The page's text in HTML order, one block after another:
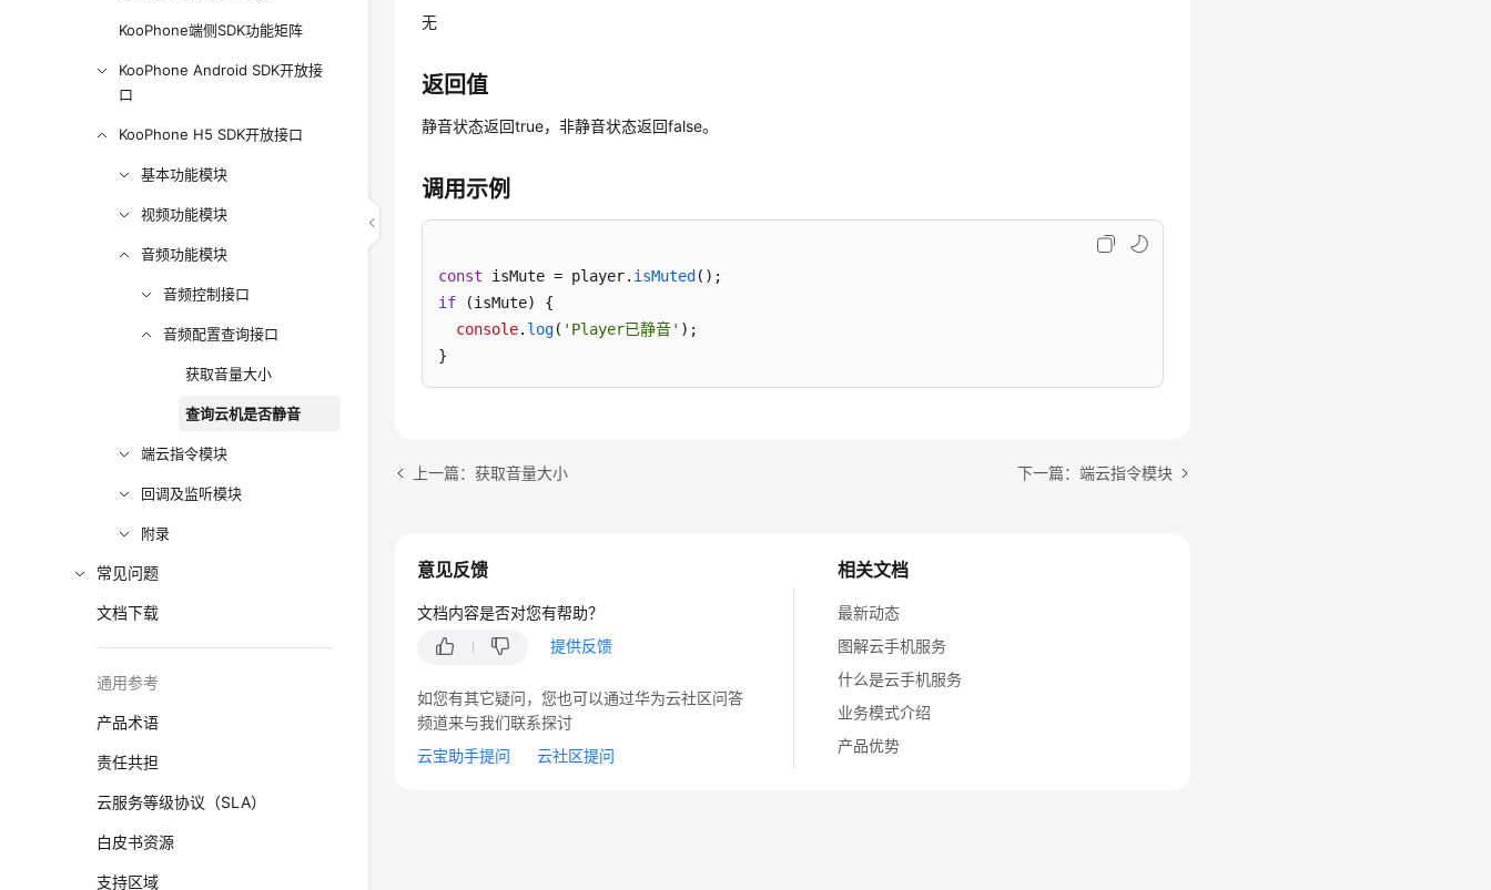
KooPhone端侧SDK功能矩阵
KooPhone Android SDK开放接
口
KooPhone H5 SDK开放接口
基本功能模块
视频功能模块
音频功能模块
音频控制接口
音频配置查询接口
获取音量大小
查询云机是否静音
端云指令模块
回调及监听模块
附录
常见问题
文档下载
通用参考
产品术语
责任共担
云服务等级协议（SLA）
白皮书资源
支持区域
无
返回值
静音状态返回true，非静音状态返回false。
调用示例
const isMute = player. isMuted
if (isMute) {
console. log( 'Player已静音' );
}
上一篇：获取音量大小 下一篇：端云指令模块
相关文档
最新动态
图解云手机服务
什么是云手机服务
业务模式介绍
产品优势
意见反馈
文档内容是否对您有帮助？
提供反馈
如您有其它疑问，您也可以通过华为云社区问答
频道来与我们联系探讨
云宝助手提问
云社区提问